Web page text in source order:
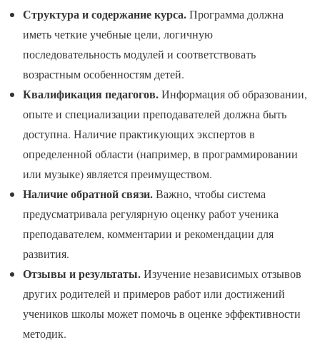
Структура и содержание курса.Программа должна
иметь четкие учебные цели, логичную
последовательность модулей и соответствовать
возрастным особенностям детей.
Квалификация педагогов.Информация об образовании,
опыте и специализации преподавателей должна быть
доступна. Наличие практикующих экспертов в
определенной области (например, в программировании
или музыке) является преимуществом.
Наличие обратной связи.Важно, чтобы система
предусматривала регулярную оценку работ ученика
преподавателем, комментарии и рекомендации для
развития.
Отзывы и результаты.Изучение независимых отзывов
других родителей и примеров работ или достижений
учеников школы может помочь в оценке эффективности
методик.